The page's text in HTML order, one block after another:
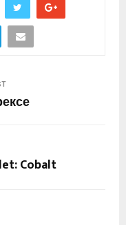
Cobalt